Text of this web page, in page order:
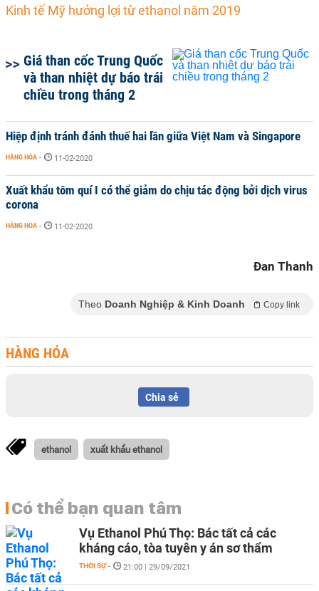
Kinh tế Mỹ hưởng lợi từ ethanol năm 2019
Giá than cốc Trung Quốc
và than nhiệt dự báo trái
chiều trong tháng 2
Hiệp định tránh đánh thuế hai lần giữa Việt Nam và Singapore
HÀNG HÓA - 11-02-2020
Xuất khẩu tôm quí I có thể giảm do chịu tác động bởi dịch virus
corona
HÀNG HÓA - 11-02-2020
Đan Thanh
Theo Doanh Nghiệp & Kinh Doanh Copy link
HÀNG HÓA
Chia sẻ
ethanol xuất khẩu ethanol
Có thể bạn quan tâm
Vụ Ethanol Phú Thọ: Bác tất cả các
kháng cáo, tòa tuyên y án sơ thẩm
THỜI SỰ - 21:00 | 29/09/2021